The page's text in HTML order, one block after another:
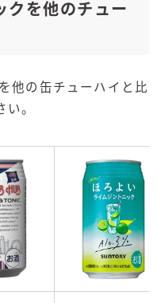
クを他のチュー
他の缶チューハイと比
。